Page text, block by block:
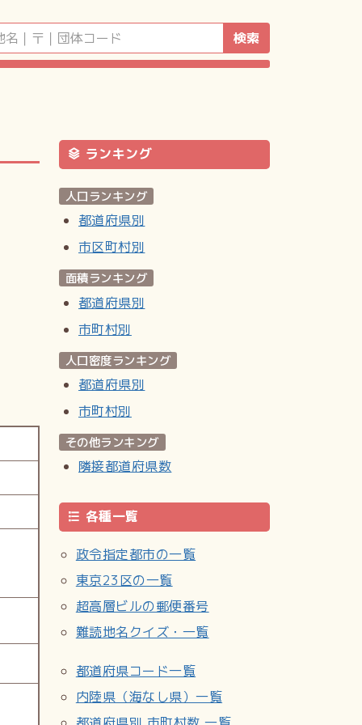
検索
ランキング
人口ランキング
都道府県別
市区町村別
面積ランキング
都道府県別
市町村別
人口密度ランキング
都道府県別
市町村別
その他ランキング
隣接都道府県数
各種一覧
政令指定都市の一覧
東京23区の一覧
超高層ビルの郵便番号
難読地名クイズ・一覧
都道府県コード一覧
内陸県（海なし県）一覧